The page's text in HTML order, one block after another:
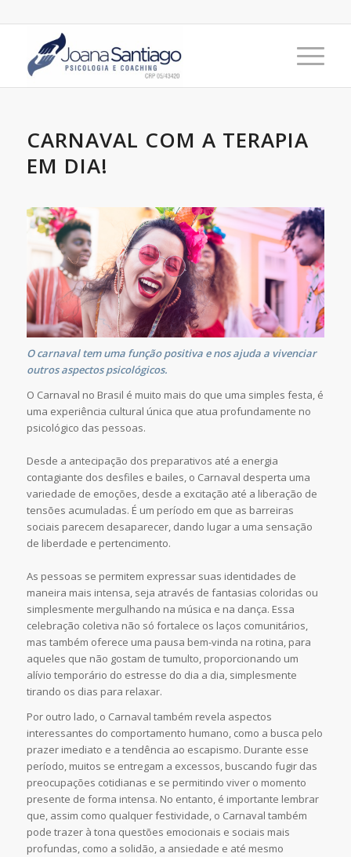
CARNAVAL COM A TERAPIA
EM DIA!
O carnaval tem uma função positiva e nos ajuda a vivenciar
outros aspectos psicológicos.
O Carnaval no Brasil é muito mais do que uma simples festa, é
uma experiência cultural única que atua profundamente no
psicológico das pessoas.
Desde a antecipação dos preparativos até a energia
contagiante dos desfiles e bailes, o Carnaval desperta uma
variedade de emoções, desde a excitação até a liberação de
tensões acumuladas. É um período em que as barreiras
sociais parecem desaparecer, dando lugar a uma sensação
de liberdade e pertencimento.
As pessoas se permitem expressar suas identidades de
maneira mais intensa, seja através de fantasias coloridas ou
simplesmente mergulhando na música e na dança. Essa
celebração coletiva não só fortalece os laços comunitários,
mas também oferece uma pausa bem-vinda na rotina, para
aqueles que não gostam de tumulto, proporcionando um
alívio temporário do estresse do dia a dia, simplesmente
tirando os dias para relaxar.
Por outro lado, o Carnaval também revela aspectos
interessantes do comportamento humano, como a busca pelo
prazer imediato e a tendência ao escapismo. Durante esse
período, muitos se entregam a excessos, buscando fugir das
preocupações cotidianas e se permitindo viver o momento
presente de forma intensa. No entanto, é importante lembrar
que, assim como qualquer festividade, o Carnaval também
pode trazer à tona questões emocionais e sociais mais
profundas, como a solidão, a ansiedade e até mesmo